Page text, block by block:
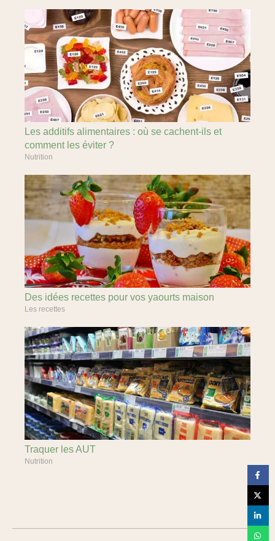
Les additifs alimentaires : où se cachent-ils et
comment les éviter ?
Nutrition
Des idées recettes pour vos yaourts maison
Les recettes
Traquer les AUT
Nutrition